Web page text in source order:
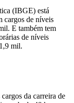
(IBGE) está
cargos de níveis
E também tem
de níveis
mil.
da carreira de